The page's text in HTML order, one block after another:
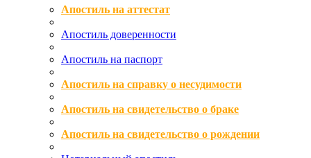
Апостиль на аттестат
Апостиль доверенности
Апостиль на паспорт
Апостиль на справку о несудимости
Апостиль на свидетельство о браке
Апостиль на свидетельство о рождении